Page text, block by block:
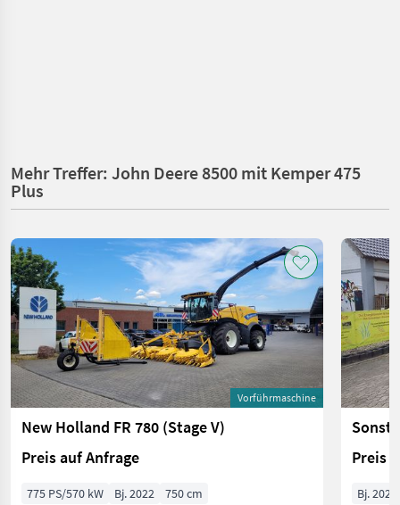
Mehr Treffer: John Deere 8500 mit Kemper 475
Plus
Vorführmaschine
New Holland FR 780 (Stage V)
Preis auf Anfrage
775 PS/570 kW Bj. 2022 750 cm
Preis
Bj. 2021